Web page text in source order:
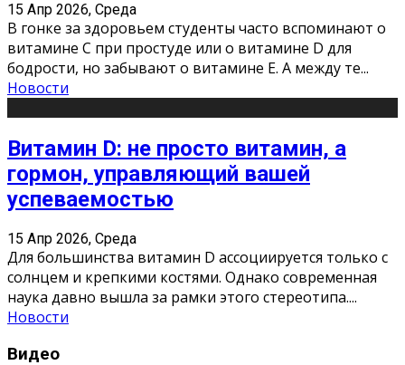
15 Апр 2026, Среда
В гонке за здоровьем студенты часто вспоминают о
витамине С при простуде или о витамине D для
бодрости, но забывают о витамине Е. А между те...
Новости
Витамин D: не просто витамин, а
гормон, управляющий вашей
успеваемостью
15 Апр 2026, Среда
Для большинства витамин D ассоциируется только с
солнцем и крепкими костями. Однако современная
наука давно вышла за рамки этого стереотипа....
Новости
Видео